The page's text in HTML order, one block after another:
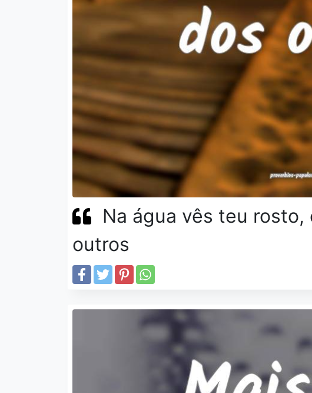
Na água vês teu
outros